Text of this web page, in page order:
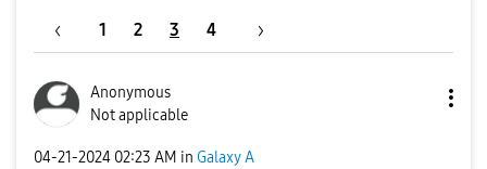
1 2 3 4
Anonymous
Not applicable
‎04-21-2024 02:23 AM in Galaxy A